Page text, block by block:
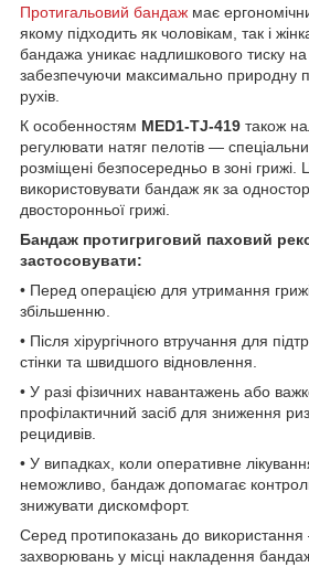
Протигальовий бандаж має
якому підходить як чоловікам, так і
бандажа уникає надлишкового тиску на
забезпечуючи максимально природну
рухів.
К особенностям MED1-TJ-419 також
регулювати натяг пелотів —
розміщені безпосередньо в зоні грижі.
використовувати бандаж як за
двосторонньої грижі.
Бандаж протигриговий паховий
застосовувати:
• Перед операцією для утримання грижі
збільшенню.
• Після хірургічного втручання для
стінки та швидшого відновлення.
• У разі фізичних навантажень або
профілактичний засіб для зниження
рецидивів.
• У випадках, коли оперативне
неможливо, бандаж допомагає
знижувати дискомфорт.
Серед протипоказань до використання
захворювань у місці накладення